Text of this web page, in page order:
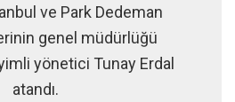
ve Park Dedeman
genel müdürlüğü
yönetici Tunay Erdal
atandı.